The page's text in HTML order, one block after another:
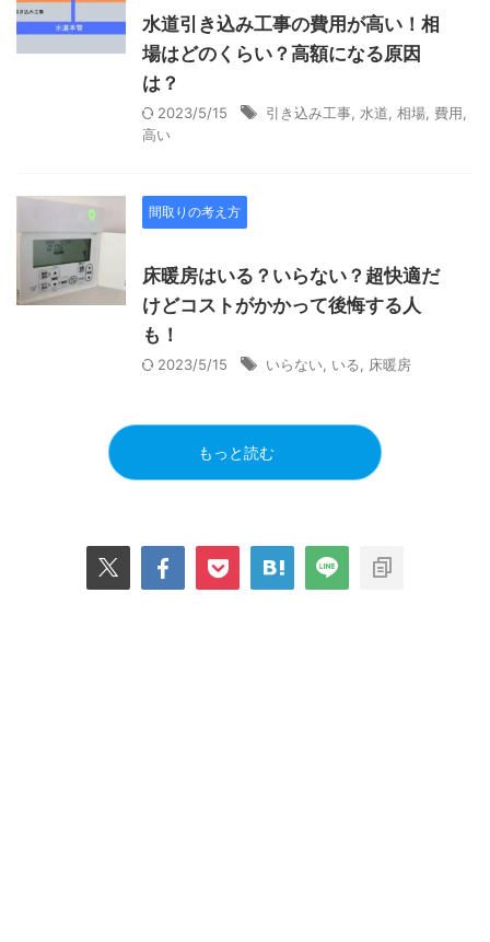
水道引き込み工事の費用が高い！相
場はどのくらい？高額になる原因
は？
2023/5/15 引き込み工事 水道 相場 費用
高い
間取りの考え方
床暖房はいる？いらない？超快適だ
けどコストがかかって後悔する人
も！
2023/5/15 いらない いる 床暖房
もっと読む